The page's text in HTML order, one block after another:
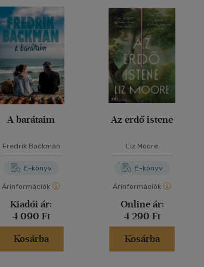
A barátaim
Fredrik Backman
E-könyv
Árinformációk
Kiadói ár:
4 090 Ft
Kosárba
Az erdő istene
Liz Moore
E-könyv
Árinformációk
Online ár:
4 290 Ft
Kosárba